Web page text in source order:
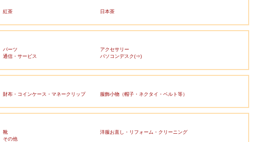
紅茶
日本茶
パーツ
アクセサリー
通信・サービス
パソコンデスク(⇒)
財布・コインケース・マネークリップ
服飾小物（帽子・ネクタイ・ベルト等）
靴
洋服お直し・リフォーム・クリーニング
その他